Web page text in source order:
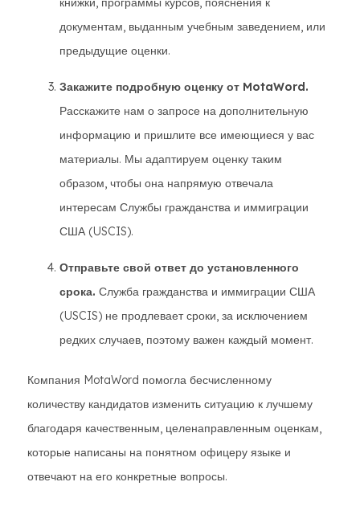
документам, выданным учебным заведением, или
предыдущие оценки.
Закажите подробную оценку от MotaWord.
Расскажите нам о запросе на дополнительную
информацию и пришлите все имеющиеся у вас
материалы. Мы адаптируем оценку таким
образом, чтобы она напрямую отвечала
интересам Службы гражданства и иммиграции
США (USCIS).
Отправьте свой ответ до установленного
срока. Служба гражданства и иммиграции США
(USCIS) не продлевает сроки, за исключением
редких случаев, поэтому важен каждый момент.
Компания MotaWord помогла бесчисленному
количеству кандидатов изменить ситуацию к лучшему
благодаря качественным, целенаправленным оценкам,
которые написаны на понятном офицеру языке и
отвечают на его конкретные вопросы.